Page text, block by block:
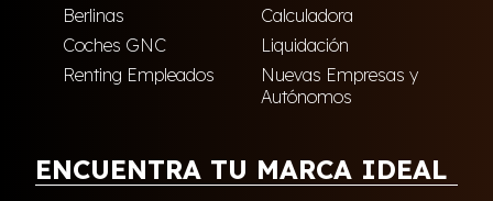
Berlinas
Calculadora
Coches GNC
Liquidación
Renting Empleados
Nuevas Empresas y
Autónomos
ENCUENTRA TU MARCA IDEAL